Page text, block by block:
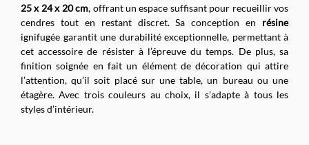
25 x 24 x 20 cm, offrant un espace suffisant pour recueillir vos
cendres tout en restant discret. Sa conception en résine
ignifugée garantit une durabilité exceptionnelle, permettant à
cet accessoire de résister à l’épreuve du temps. De plus, sa
finition soignée en fait un élément de décoration qui attire
l’attention, qu’il soit placé sur une table, un bureau ou une
étagère. Avec trois couleurs au choix, il s’adapte à tous les
styles d’intérieur.